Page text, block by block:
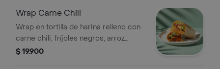
Wrap Carne Chili
Wrap en tortilla de harina relleno con
carne chili, fríjoles negros, arroz
achiotado, queso mozzarella, pico de
$ 19.900